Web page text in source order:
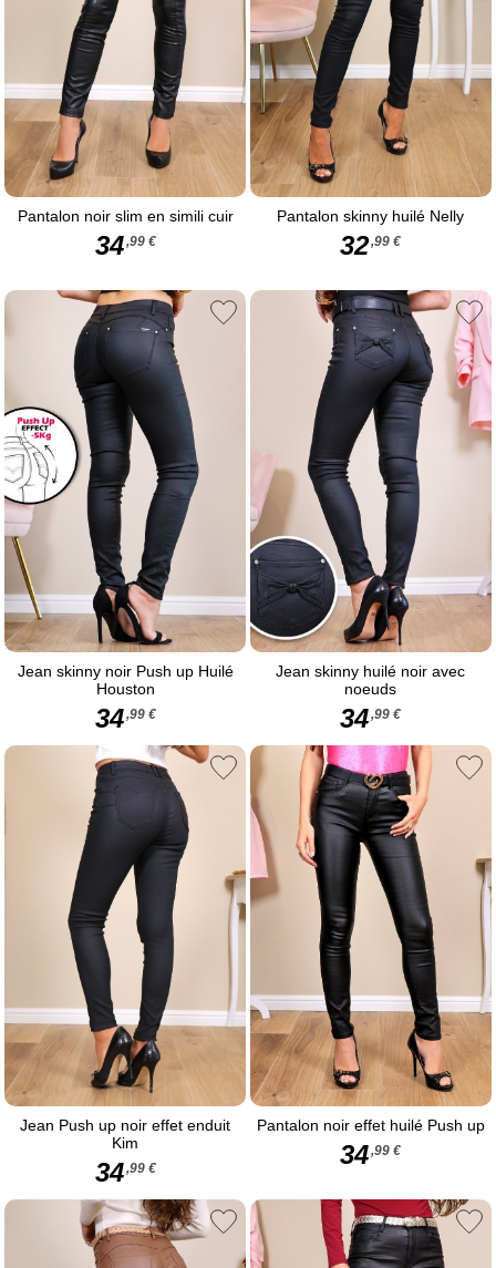
le cuir véritable, il existe en coupe slim, taille haute ou encore en
version évasée pour s’adapter à toutes les silhouettes. Une pièce
mode pour toutes les occasions Que vous choisissiez un jean huilé
noir ou un pantalon simili cuir taille haute, ces modèles se portent
aussi bien en journée avec un pull oversize qu’en soirée avec un
blazer élégant. Véritables alliés mode, ils apportent immédiatement
une touche sophistiquée et tendance à vos tenues.
Pantalon noir slim en simili cuir
34,99 €
Pantalon skinny huilé Nelly
32,99 €
Jean skinny noir Push up Huilé
Houston
34,99 €
Jean skinny huilé noir avec
noeuds
34,99 €
Jean Push up noir effet enduit
Kim
34,99 €
Pantalon noir effet huilé Push up
34,99 €